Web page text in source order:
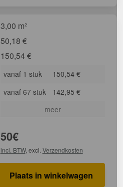
3,00 m²
50,18 €
150,54€
vanaf 1 stuk
150,54 €
vanaf 67 stuk
142,95 €
meer
50€
incl. BTW, excl. Verzendkosten
Plaats in winkelwagen